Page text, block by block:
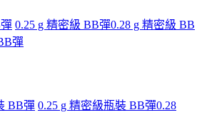
0.25 g 精密級 BB彈0.28 g 精密級 BB
彈
BB彈 0.25 g 精密級瓶裝 BB彈0.28